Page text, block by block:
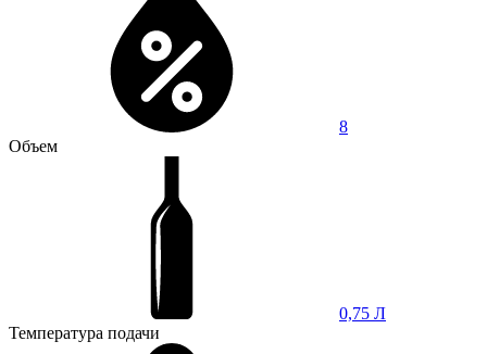
8
Объем
0,75 Л
Температура подачи